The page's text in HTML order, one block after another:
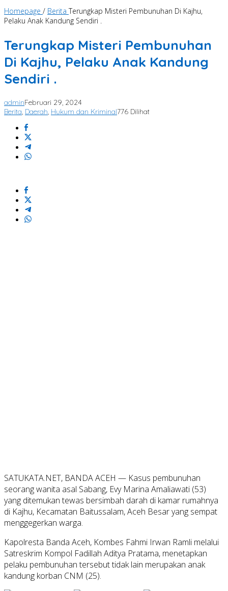
Homepage / Berita Terungkap Misteri Pembunuhan Di Kajhu,
Pelaku Anak Kandung Sendiri .
Terungkap Misteri Pembunuhan
Di Kajhu, Pelaku Anak Kandung
Sendiri .
adminFebruari 29, 2024
Berita, Daerah, Hukum dan Kriminal776 Dilihat
SATUKATA.NET, BANDA ACEH — Kasus pembunuhan
seorang wanita asal Sabang, Evy Marina Amaliawati (53)
yang ditemukan tewas bersimbah darah di kamar rumahnya
di Kajhu, Kecamatan Baitussalam, Aceh Besar yang sempat
menggegerkan warga.
Kapolresta Banda Aceh, Kombes Fahmi Irwan Ramli melalui
Satreskrim Kompol Fadillah Aditya Pratama, menetapkan
pelaku pembunuhan tersebut tidak lain merupakan anak
kandung korban CNM (25).